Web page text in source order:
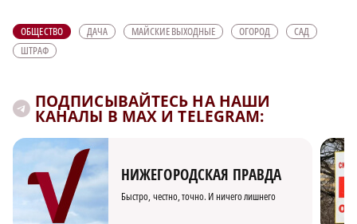
ОБЩЕСТВО ДАЧА МАЙСКИЕ ВЫХОДНЫЕ ОГОРОД
САД
ШТРАФ
ПОДПИСЫВАЙТЕСЬ НА НАШИ
КАНАЛЫ В MAX И TELEGRAM:
НИЖЕГОРОДСКАЯ ПРАВДА
Быстро, честно, точно. И ничего лишнего